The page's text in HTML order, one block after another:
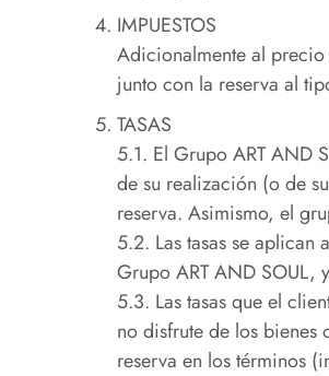
IMPUESTOS
Adicionalmente al
junto con la reserva al
TASAS
5.1. El Grupo ART AND
de su realización (o de
reserva. Asimismo, el
5.2. Las tasas se
Grupo ART AND SOUL,
5.3. Las tasas que el
no disfrute de los
reserva en los términos